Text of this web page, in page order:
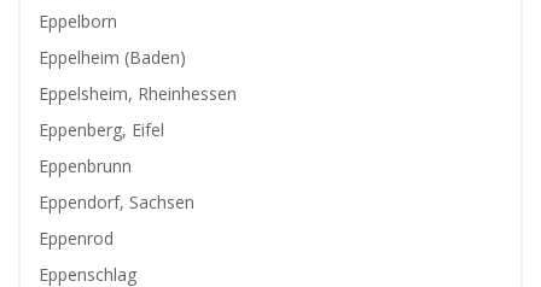
Eppelborn
Eppelheim (Baden)
Eppelsheim, Rheinhessen
Eppenberg, Eifel
Eppenbrunn
Eppendorf, Sachsen
Eppenrod
Eppenschlag